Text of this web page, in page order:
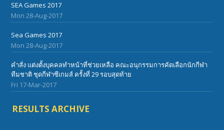
SEA Games 2017
Mon 28-Aug-2017
Sea Games 2017
Mon 28-Aug-2017
คำสั่ง แต่งตั้งบุคคลทำหน้าที่ช่วยเหลือ คณะอนุกรรมการคัดเลือกนักกีฬา
ทีมชาติ ชุดกีฬาซีเกมส์ ครั้งที่ 29 รอบสุดท้าย
Fri 17-Mar-2017
RESULTS ARCHIVE